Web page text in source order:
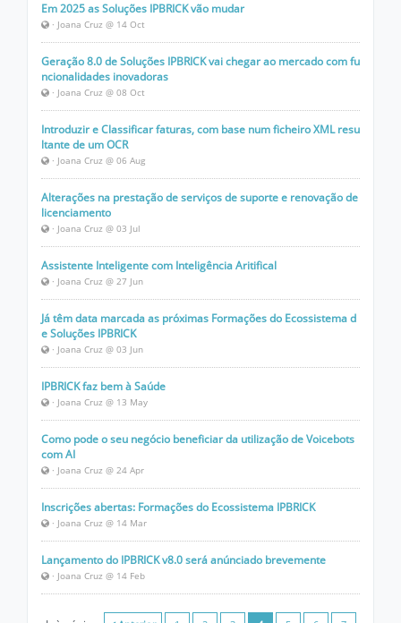
Em 2025 as Soluções IPBRICK vão mudar
· Joana Cruz @ 14 Oct
Geração 8.0 de Soluções IPBRICK vai chegar ao mercado com fu
ncionalidades inovadoras
· Joana Cruz @ 08 Oct
Introduzir e Classificar faturas, com base num ficheiro XML resu
ltante de um OCR
· Joana Cruz @ 06 Aug
Alterações na prestação de serviços de suporte e renovação de
licenciamento
· Joana Cruz @ 03 Jul
Assistente Inteligente com Inteligência Aritifical
· Joana Cruz @ 27 Jun
Já têm data marcada as próximas Formações do Ecossistema d
e Soluções IPBRICK
· Joana Cruz @ 03 Jun
IPBRICK faz bem à Saúde
· Joana Cruz @ 13 May
Como pode o seu negócio beneficiar da utilização de Voicebots
com AI
· Joana Cruz @ 24 Apr
Inscrições abertas: Formações do Ecossistema IPBRICK
· Joana Cruz @ 14 Mar
Lançamento do IPBRICK v8.0 será anúnciado brevemente
· Joana Cruz @ 14 Feb